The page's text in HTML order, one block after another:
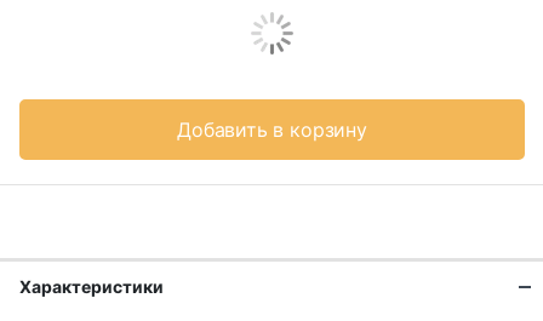
Добавить в корзину
Характеристики